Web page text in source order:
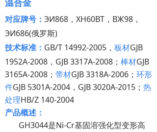
温合金
对应牌号： ЭИ868，XH60BT，BЖ98，
ЭИ686(俄罗斯)
技术标准： GB/T 14992-2005， 板材GJB
1952A-2008 ，GJB 3317A-2008 ； 棒材GJB
3165A-2008 ； 带材GJB 3318A-2006 ； 环形
件GJB 5301A-2004， GJB 3020A-2015； 热
处理HB/Z 140-2004
产品概述：
GH3044是Ni-Cr基固溶强化型变形高